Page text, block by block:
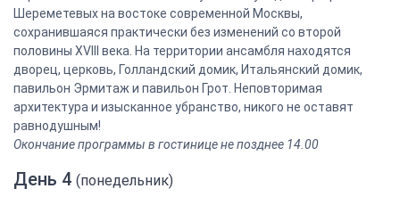
Шереметевых на востоке современной Москвы,
сохранившаяся практически без изменений со второй
половины XVIII века. На территории ансамбля находятся
дворец, церковь, Голландский домик, Итальянский домик,
павильон Эрмитаж и павильон Грот. Неповторимая
архитектура и изысканное убранство, никого не оставят
равнодушным!
Окончание программы в гостинице не позднее 14.00
День 4 (понедельник)